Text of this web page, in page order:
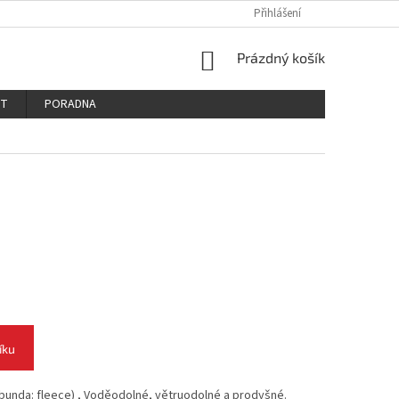
REKLAMAČNÍ ŘÁD
Přihlášení
NÁKUPNÍ
Prázdný košík
PORADNA
fleece) , Voděodolné, větruodolné a prodyšné.